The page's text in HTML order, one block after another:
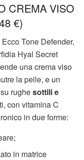
CREMA VISO
€)
Tone Defender,
Hyal Secret
una crema viso
la pelle, e un
rughesottili e
con vitamina C
in due forme:
in matrice